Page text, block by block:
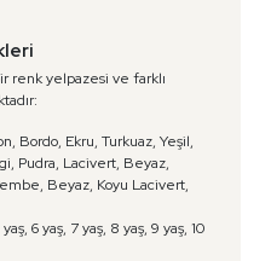
renk yelpazesi ve farklı
Bordo, Ekru, Turkuaz, Yeşil,
Pudra, Lacivert, Beyaz,
Beyaz, Koyu Lacivert,
6 yaş, 7 yaş, 8 yaş, 9 yaş, 10